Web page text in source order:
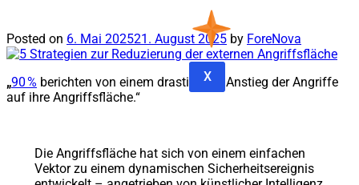
X
Posted on 6. Mai 202521. August 2025 by ForeNova
„90 % berichten von einem drastischen Anstieg der Angriffe
auf ihre Angriffsfläche.“
Die Angriffsfläche hat sich von einem einfachen
Vektor zu einem dynamischen Sicherheitsereignis